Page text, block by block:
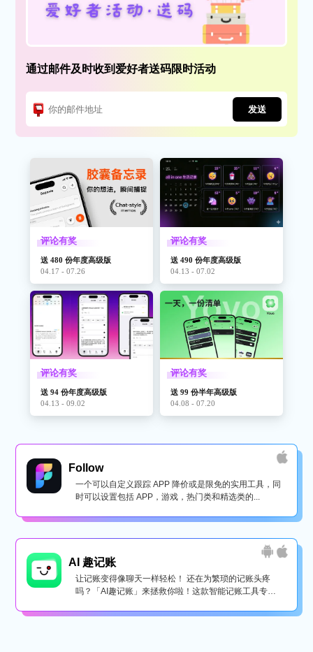
通过邮件及时收到爱好者送码限时活动
发送
评论有奖
送 480 份年度高级版
04.17 - 07.26
评论有奖
送 490 份年度高级版
04.13 - 07.02
评论有奖
送 94 份年度高级版
04.13 - 09.02
评论有奖
送 99 份半年高级版
04.08 - 07.20
Follow
一个可以自定义跟踪 APP 降价或是限免的实用工具，同
时可以设置包括 APP，游戏，热门类和精选类的...
AI 趣记账
让记账变得像聊天一样轻松！ 还在为繁琐的记账头疼
吗？「AI趣记账」来拯救你啦！这款智能记账工具专为